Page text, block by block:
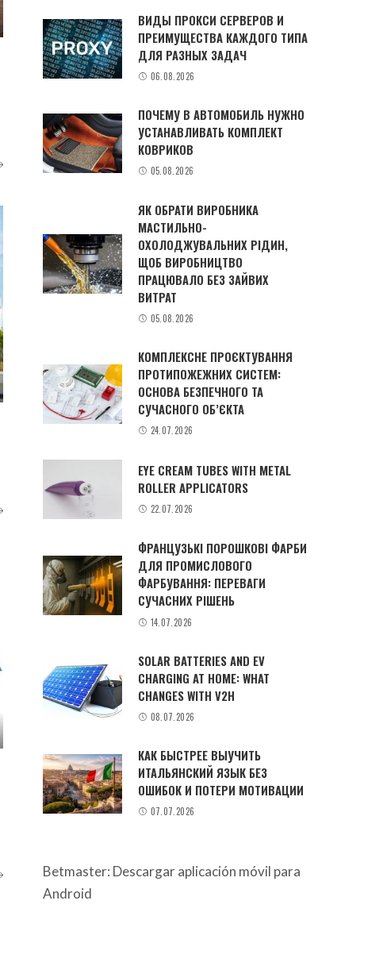
ВИДЫ ПРОКСИ СЕРВЕРОВ И
ПРЕИМУЩЕСТВА КАЖДОГО ТИПА
ДЛЯ РАЗНЫХ ЗАДАЧ
06.08.2026
ПОЧЕМУ В АВТОМОБИЛЬ НУЖНО
УСТАНАВЛИВАТЬ КОМПЛЕКТ
КОВРИКОВ
05.08.2026
ЯК ОБРАТИ ВИРОБНИКА
МАСТИЛЬНО-
ОХОЛОДЖУВАЛЬНИХ РІДИН,
ЩОБ ВИРОБНИЦТВО
ПРАЦЮВАЛО БЕЗ ЗАЙВИХ
ВИТРАТ
05.08.2026
КОМПЛЕКСНЕ ПРОЄКТУВАННЯ
ПРОТИПОЖЕЖНИХ СИСТЕМ:
ОСНОВА БЕЗПЕЧНОГО ТА
СУЧАСНОГО ОБ’ЄКТА
24.07.2026
EYE CREAM TUBES WITH METAL
ROLLER APPLICATORS
22.07.2026
ФРАНЦУЗЬКІ ПОРОШКОВІ ФАРБИ
ДЛЯ ПРОМИСЛОВОГО
ФАРБУВАННЯ: ПЕРЕВАГИ
СУЧАСНИХ РІШЕНЬ
14.07.2026
SOLAR BATTERIES AND EV
CHARGING AT HOME: WHAT
CHANGES WITH V2H
08.07.2026
КАК БЫСТРЕЕ ВЫУЧИТЬ
ИТАЛЬЯНСКИЙ ЯЗЫК БЕЗ
ОШИБОК И ПОТЕРИ МОТИВАЦИИ
07.07.2026
Betmaster: Descargar aplicación móvil para
Android